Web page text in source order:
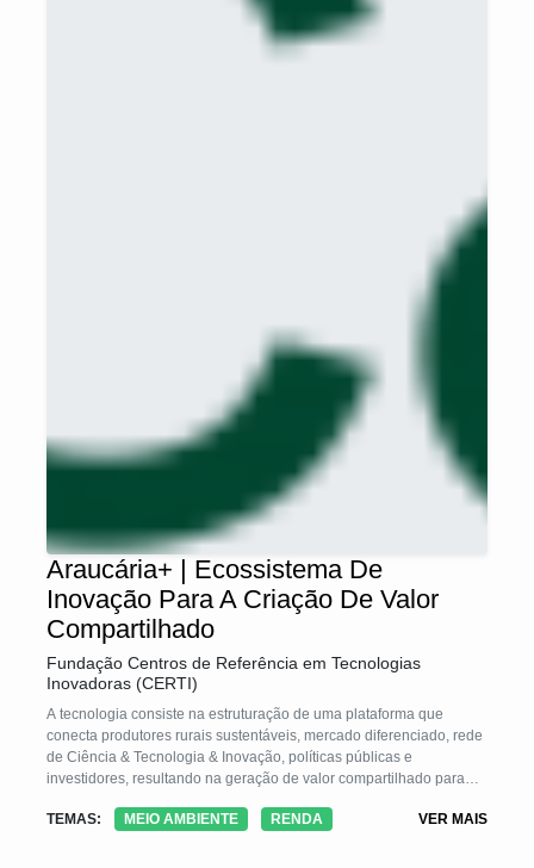
Araucária+ | Ecossistema De
Inovação Para A Criação De Valor
Compartilhado
Fundação Centros de Referência em Tecnologias
Inovadoras (CERTI)
A tecnologia consiste na estruturação de uma plataforma que
conecta produtores rurais sustentáveis, mercado diferenciado, rede
de Ciência & Tecnologia & Inovação, políticas públicas e
investidores, resultando na geração de valor compartilhado para
produtores e em conservação do ecossistema de Floresta com
TEMAS: MEIO AMBIENTE RENDA VER MAIS